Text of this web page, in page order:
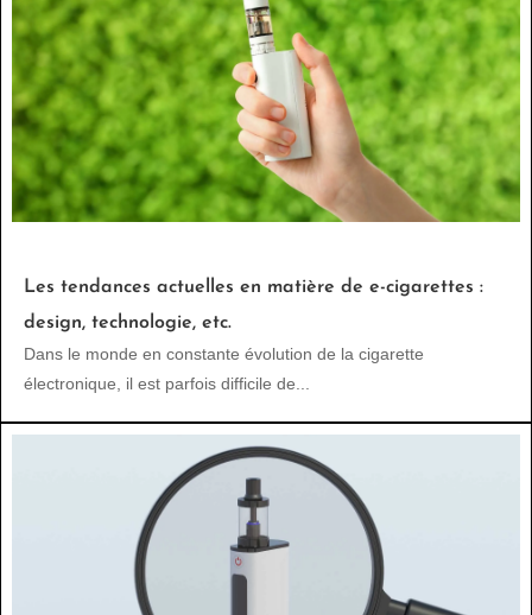
Les tendances actuelles en matière de e-cigarettes :
design, technologie, etc.
Dans le monde en constante évolution de la cigarette
électronique, il est parfois difficile de...